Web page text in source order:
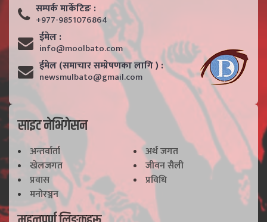
सम्पर्क मार्केटिङ :
+977-9851076864
ईमेल :
info@moolbato.com
ईमेल (समाचार सम्प्रेषणका लागि ) :
newsmulbato@gmail.com
साइट नेभिगेसन
अन्तर्वार्ता
अर्थ जगत
खेलजगत
जीवन सैली
प्रवास
प्रविधि
मनोरञ्जन